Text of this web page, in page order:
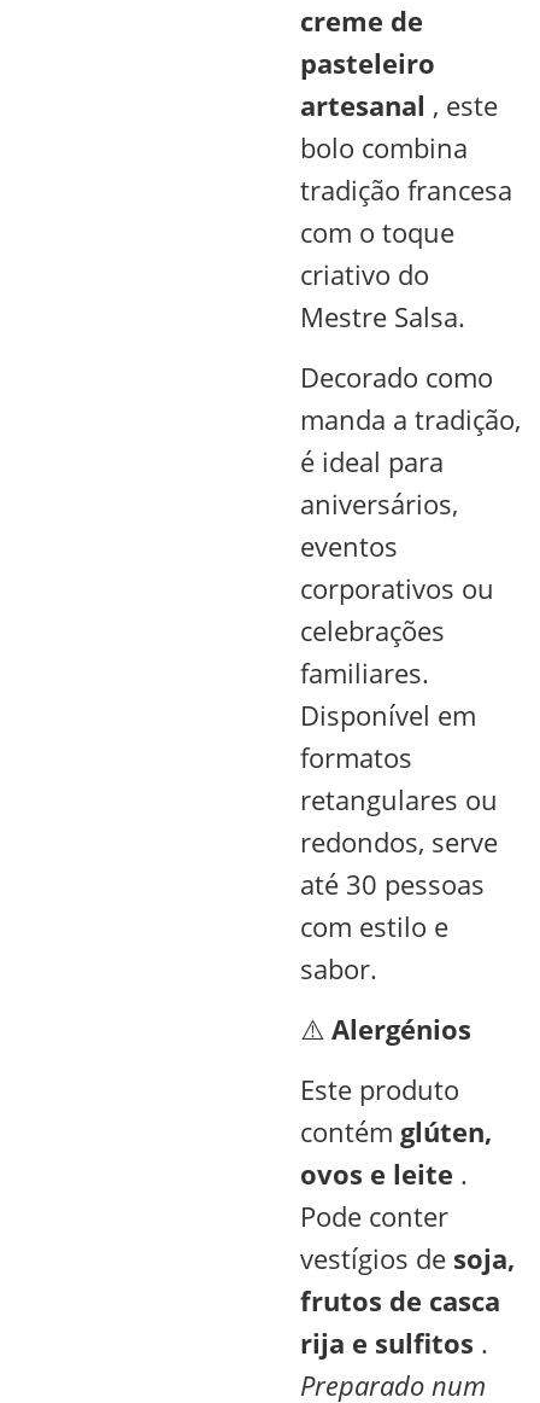
creme de
pasteleiro
artesanal , este
bolo combina
tradição francesa
com o toque
criativo do
Mestre Salsa.
Decorado como
manda a tradição,
é ideal para
aniversários,
eventos
corporativos ou
celebrações
familiares.
Disponível em
formatos
retangulares ou
redondos, serve
até 30 pessoas
com estilo e
sabor.
⚠️ Alergénios
Este produto
contém glúten,
ovos e leite .
Pode conter
vestígios de soja,
frutos de casca
rija e sulfitos .
Preparado num